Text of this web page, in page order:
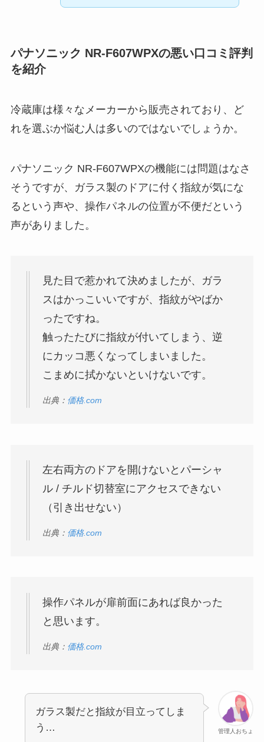
パナソニック NR-F607WPXの悪い口コミ評判
を紹介
冷蔵庫は様々なメーカーから販売されており、ど
れを選ぶか悩む人は多いのではないでしょうか。
パナソニック NR-F607WPXの機能には問題はなさ
そうですが、ガラス製のドアに付く指紋が気にな
るという声や、操作パネルの位置が不便だという
声がありました。
見た目で惹かれて決めましたが、ガラ
スはかっこいいですが、指紋がやばか
ったですね。
触ったたびに指紋が付いてしまう、逆
にカッコ悪くなってしまいました。
こまめに拭かないといけないです。
出典： 価格.com
左右両方のドアを開けないとパーシャ
ル / チルド切替室にアクセスできない
（引き出せない）
出典： 価格.com
操作パネルが扉前面にあれば良かった
と思います。
出典： 価格.com
管理人おちょ
ガラス製だと指紋が目立ってしま
う…